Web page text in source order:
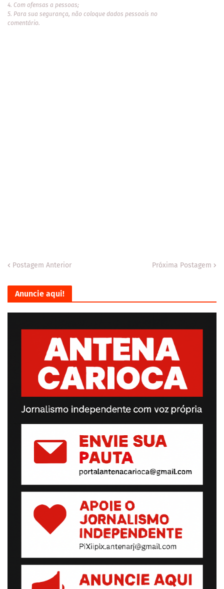
4. Com ofensas a pessoas;
5. Para sua segurança, não coloque dados pessoais no
comentário.
Postagem Anterior Próxima Postagem
Anuncie aqui!